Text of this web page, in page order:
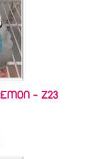
- Z23